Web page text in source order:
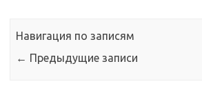
Навигация по записям
← Предыдущие записи